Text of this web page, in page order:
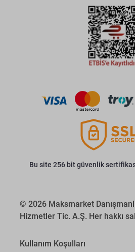
Bu site 256 bit güvenlik
© 2026 Maksmarket
Hizmetler Tic. A.Ş. Her hakkı
Kullanım Koşulları